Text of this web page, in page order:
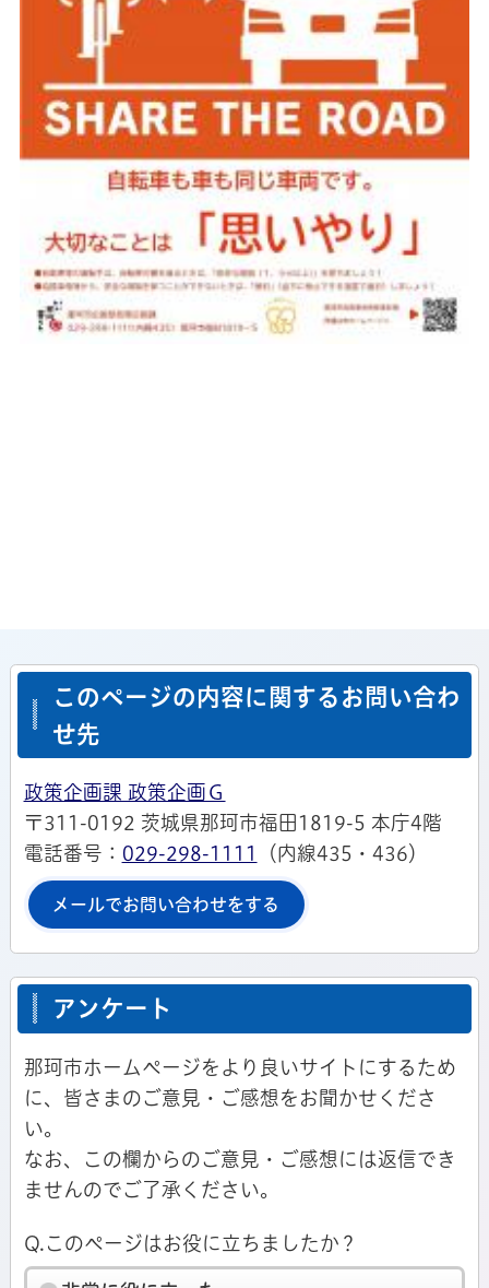
このページの内容に関するお問い合わ
せ先
政策企画課 政策企画Ｇ
〒311-0192 茨城県那珂市福田1819-5 本庁4階
電話番号： 029-298-1111 （内線435・436）
メールでお問い合わせをする
アンケート
那珂市ホームページをより良いサイトにするため
に、皆さまのご意見・ご感想をお聞かせくださ
い。
なお、この欄からのご意見・ご感想には返信でき
ませんのでご了承ください。
Q.このページはお役に立ちましたか？